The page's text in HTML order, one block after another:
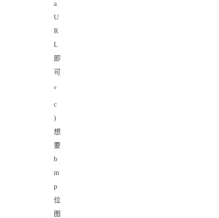
a
U
R
L
即
可
。
c
)
想
要
b
m
p
位
图